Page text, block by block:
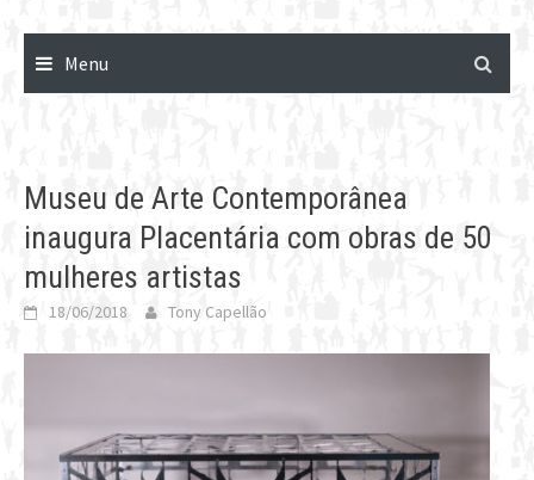
Menu
Museu de Arte Contemporânea
inaugura Placentária com obras de 50
mulheres artistas
18/06/2018 Tony Capellão